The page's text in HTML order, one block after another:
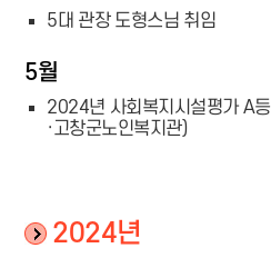
5대 관장 도형스님 취임
5월
2024년 사회복지시설평가 A
·고창군노인복지관)
2024년